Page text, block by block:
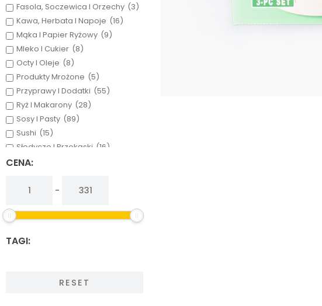
Fasola, Soczewica I Orzechy (3)
Kawa, Herbata I Napoje (16)
Mąka I Papier Ryżowy (9)
Mleko I Cukier (8)
Octy I Oleje (8)
Produkty Mrożone (5)
Przyprawy I Dodatki (55)
Ryż I Makarony (28)
Sosy I Pasty (89)
Sushi (15)
Słodycze I Przekąski (16)
Warzywa, Grzyby I Owoce
CENA:
-
TAGI:
RESET